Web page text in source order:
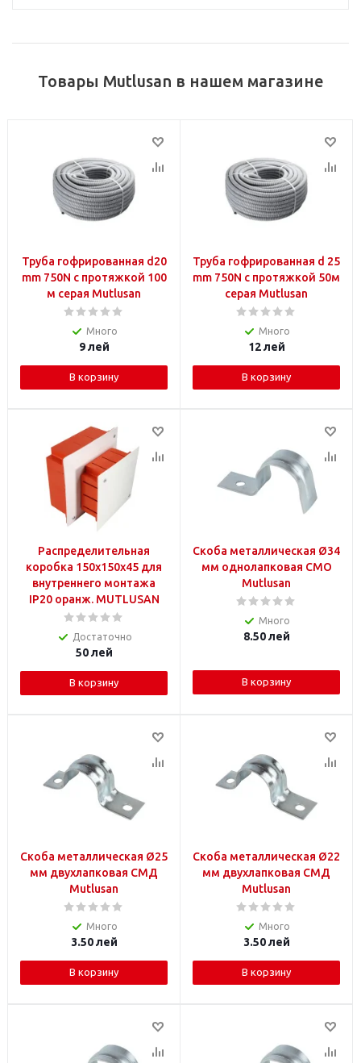
Товары Mutlusan в нашем магазине
Труба гофрированная d20
mm 750N с протяжкой 100
м cерая Mutlusan
Много
9лей
В корзину
Труба гофрированная d 25
mm 750N с протяжкой 50м
cерая Mutlusan
Много
12лей
В корзину
Распределительная
коробка 150x150x45 для
внутреннего монтажа
IP20 оранж. MUTLUSAN
Достаточно
50лей
В корзину
Скоба металлическая Ø34
мм однолапковая СМO
Mutlusan
Много
8.50лей
В корзину
Скоба металлическая Ø25
мм двухлапковая СМД
Mutlusan
Много
3.50лей
В корзину
Скоба металлическая Ø22
мм двухлапковая СМД
Mutlusan
Много
3.50лей
В корзину